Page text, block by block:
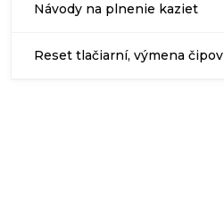
Návody na plnenie kaziet
Reset tlačiarní, výmena čipov